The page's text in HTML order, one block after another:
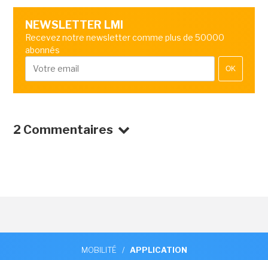
NEWSLETTER LMI
Recevez notre newsletter comme plus de 50000
abonnés
OK
2 Commentaires
MOBILITÉ / APPLICATION